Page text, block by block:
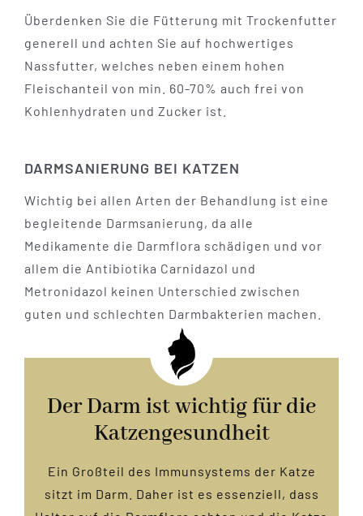
Überdenken Sie die Fütterung mit Trockenfutter
generell und achten Sie auf hochwertiges
Nassfutter, welches neben einem hohen
Fleischanteil von min. 60-70% auch frei von
Kohlenhydraten und Zucker ist.
DARMSANIERUNG BEI KATZEN
Wichtig bei allen Arten der Behandlung ist eine
begleitende Darmsanierung, da alle
Medikamente die Darmflora schädigen und vor
allem die Antibiotika Carnidazol und
Metronidazol keinen Unterschied zwischen
guten und schlechten Darmbakterien machen.
Der Darm ist wichtig für die
Katzengesundheit
Ein Großteil des Immunsystems der Katze
sitzt im Darm. Daher ist es essenziell, dass